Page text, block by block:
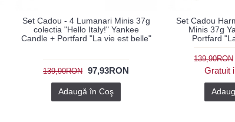
Set Cadou - 4 Lumanari Minis 37g
colectia "Hello Italy!" Yankee
Candle + Portfard "La vie est belle"
139,90RON 97,93RON
Adaugă în Coş
Set Cadou
Minis 37g
Portfard
139,90RON
Gratuit